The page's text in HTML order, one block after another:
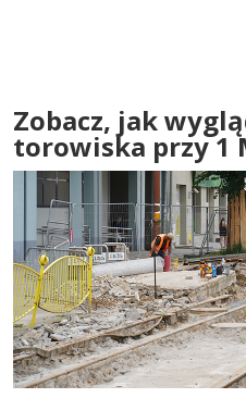
Zobacz, jak
torowiska przy 1